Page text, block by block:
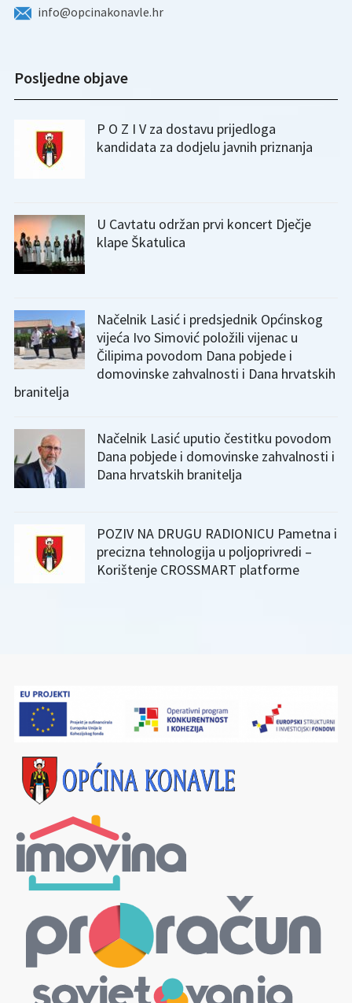
info@opcinakonavle.hr
Posljedne objave
P O Z I V za dostavu prijedloga
kandidata za dodjelu javnih priznanja
U Cavtatu održan prvi koncert Dječje
klape Škatulica
Načelnik Lasić i predsjednik Općinskog
vijeća Ivo Simović položili vijenac u
Čilipima povodom Dana pobjede i
domovinske zahvalnosti i Dana hrvatskih
branitelja
Načelnik Lasić uputio čestitku povodom
Dana pobjede i domovinske zahvalnosti i
Dana hrvatskih branitelja
POZIV NA DRUGU RADIONICU Pametna i
precizna tehnologija u poljoprivredi –
Korištenje CROSSMART platforme